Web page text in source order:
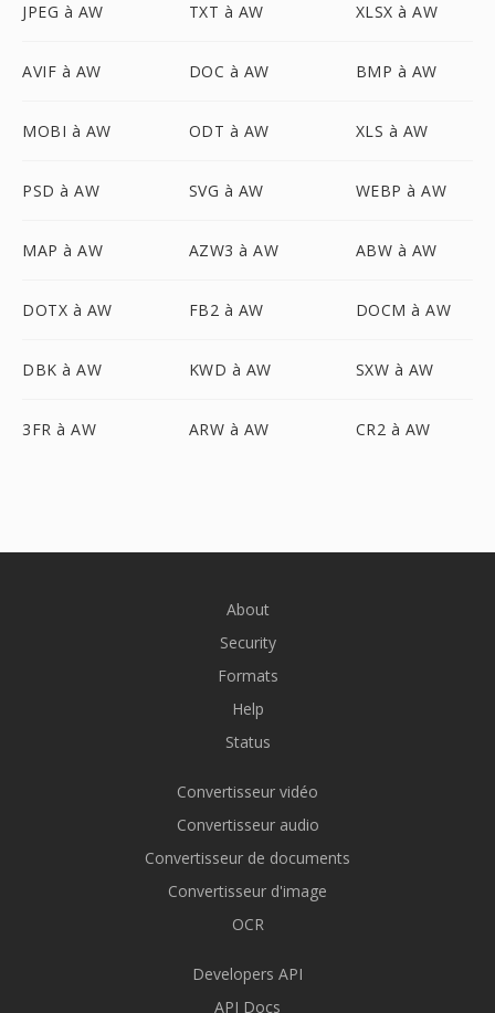
JPEG à AW TXT à AW XLSX à AW
AVIF à AW DOC à AW BMP à AW
MOBI à AW ODT à AW XLS à AW
PSD à AW SVG à AW WEBP à AW
MAP à AW AZW3 à AW ABW à AW
DOTX à AW FB2 à AW DOCM à AW
DBK à AW KWD à AW SXW à AW
3FR à AW ARW à AW CR2 à AW
About
Security
Formats
Help
Status
Convertisseur vidéo
Convertisseur audio
Convertisseur de documents
Convertisseur d'image
OCR
Developers API
API Docs